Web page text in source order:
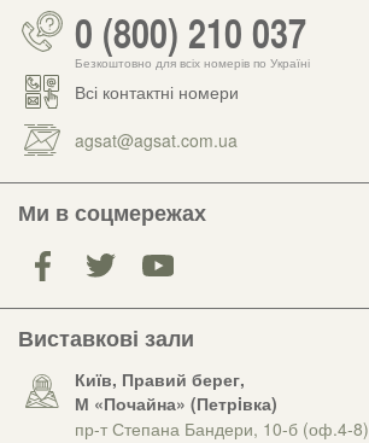
0 (800) 210 037
Безкоштовно для всіх номерів по Україні
Всі контактні номери
agsat@agsat.com.ua
Ми в соцмережах
Виставкові зали
Київ, Правий берег,
М «Почайна» (Петрiвка)
пр-т Степана Бандери, 10-б (оф.4-8)